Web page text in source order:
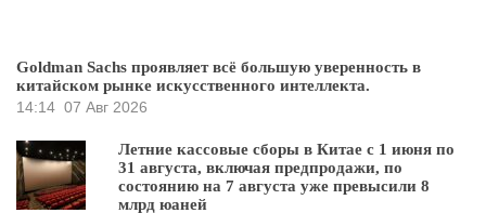
Goldman Sachs проявляет всё большую уверенность в
китайском рынке искусственного интеллекта.
14:14 07 Авг 2026
Летние кассовые сборы в Китае с 1 июня по
31 августа, включая предпродажи, по
состоянию на 7 августа уже превысили 8
млрд юаней